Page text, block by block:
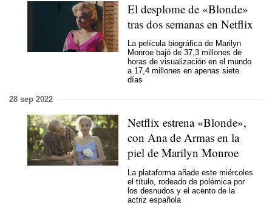
El desplome de «Blonde»
tras dos semanas en Netflix
La película biográfica de Marilyn
Monroe bajó de 37,3 millones de
horas de visualización en el mundo
a 17,4 millones en apenas siete
días
28 sep 2022
Netflix estrena «Blonde»,
con Ana de Armas en la
piel de Marilyn Monroe
La plataforma añade este miércoles
el título, rodeado de polémica por
los desnudos y el acento de la
actriz española